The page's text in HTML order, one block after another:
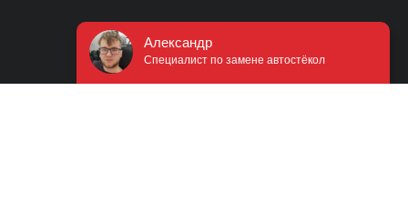
Александр
Специалист по замене автостёкол